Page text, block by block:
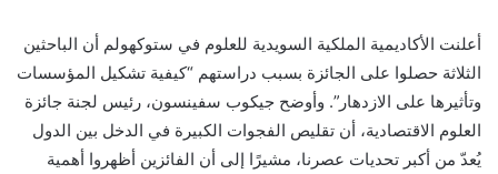
أعلنت الأكاديمية الملكية السويدية للعلوم في ستوكهولم أن الباحثين
الثلاثة حصلوا على الجائزة بسبب دراستهم “كيفية تشكيل المؤسسات
وتأثيرها على الازدهار”. وأوضح جيكوب سفينسون، رئيس لجنة جائزة
العلوم الاقتصادية، أن تقليص الفجوات الكبيرة في الدخل بين الدول
يُعدّ من أكبر تحديات عصرنا، مشيرًا إلى أن الفائزين أظهروا أهمية